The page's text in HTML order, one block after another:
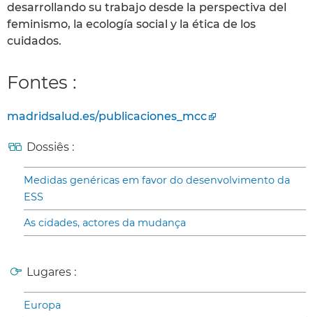
desarrollando su trabajo desde la perspectiva del
feminismo, la ecología social y la ética de los
cuidados.
Fontes :
madridsalud.es/publicaciones_mcc
Dossiês :
Medidas genéricas em favor do desenvolvimento da
ESS
As cidades, actores da mudança
Lugares :
Europa